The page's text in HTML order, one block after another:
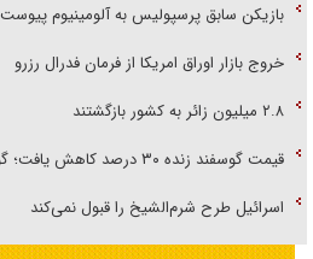
بازیکن سابق پرسپولیس به آلومینیوم پیوست
خروج بازار اوراق امریکا از فرمان فدرال رزرو
۲.۸ میلیون زائر به کشور بازگشتند
قیمت گوسفند زنده ۳۰ درصد کاهش یافت؛ گوشت ارزان نشد
اسرائیل طرح شرم‌الشیخ را قبول نمی‌کند